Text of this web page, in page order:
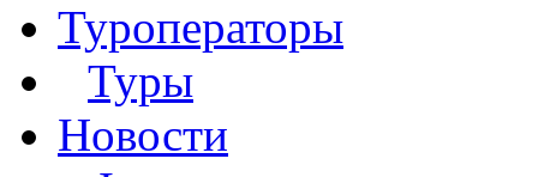
Туроператоры
Туры
Новости